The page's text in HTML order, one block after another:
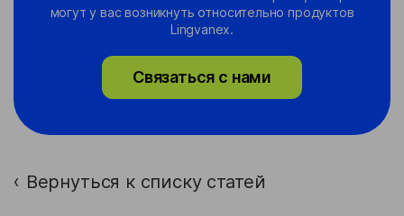
могут у вас возникнуть относительно продуктов
Lingvanex.
Связаться с нами
› Вернуться к списку статей